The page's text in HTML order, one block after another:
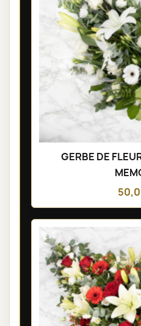
GERBE DE